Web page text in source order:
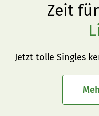
Zeit
Jetzt tolle Singles